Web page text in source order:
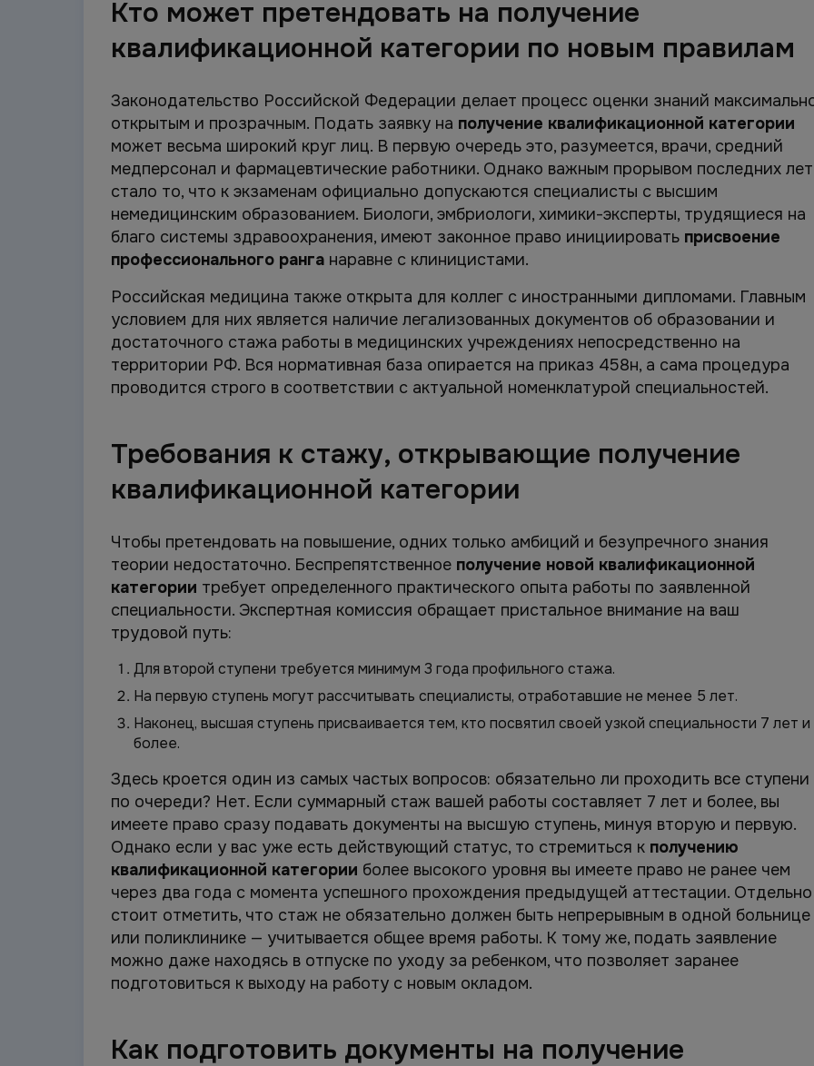
Кто может претендовать на получение
квалификационной категории по новым правилам
Законодательство Российской Федерации делает процесс оценки знаний
открытым и прозрачным. Подать заявку на получение квалификационной категории
может весьма широкий круг лиц. В первую очередь это, разумеется, врачи, средний
медперсонал и фармацевтические работники. Однако важным прорывом последних лет
стало то, что к экзаменам официально допускаются специалисты с высшим
немедицинским образованием. Биологи, эмбриологи, химики-эксперты, трудящиеся на
благо системы здравоохранения, имеют законное право инициировать присвоение
профессионального ранга наравне с клиницистами.
Российская медицина также открыта для коллег с иностранными дипломами. Главным
условием для них является наличие легализованных документов об образовании и
достаточного стажа работы в медицинских учреждениях непосредственно на
территории РФ. Вся нормативная база опирается на приказ 458н, а сама процедура
проводится строго в соответствии с актуальной номенклатурой специальностей.
Требования к стажу, открывающие получение
квалификационной категории
Чтобы претендовать на повышение, одних только амбиций и безупречного знания
теории недостаточно. Беспрепятственное получение новой квалификационной
категории требует определенного практического опыта работы по заявленной
специальности. Экспертная комиссия обращает пристальное внимание на ваш
трудовой путь:
Для второй ступени требуется минимум 3 года профильного стажа.
На первую ступень могут рассчитывать специалисты, отработавшие не менее 5 лет.
Наконец, высшая ступень присваивается тем, кто посвятил своей узкой специальности 7 лет и
более.
Здесь кроется один из самых частых вопросов: обязательно ли проходить все ступени
по очереди? Нет. Если суммарный стаж вашей работы составляет 7 лет и более, вы
имеете право сразу подавать документы на высшую ступень, минуя вторую и первую.
Однако если у вас уже есть действующий статус, то стремиться к получению
квалификационной категории более высокого уровня вы имеете право не ранее чем
через два года с момента успешного прохождения предыдущей аттестации. Отдельно
стоит отметить, что стаж не обязательно должен быть непрерывным в одной больнице
или поликлинике — учитывается общее время работы. К тому же, подать заявление
можно даже находясь в отпуске по уходу за ребенком, что позволяет заранее
подготовиться к выходу на работу с новым окладом.
Как подготовить документы на получение